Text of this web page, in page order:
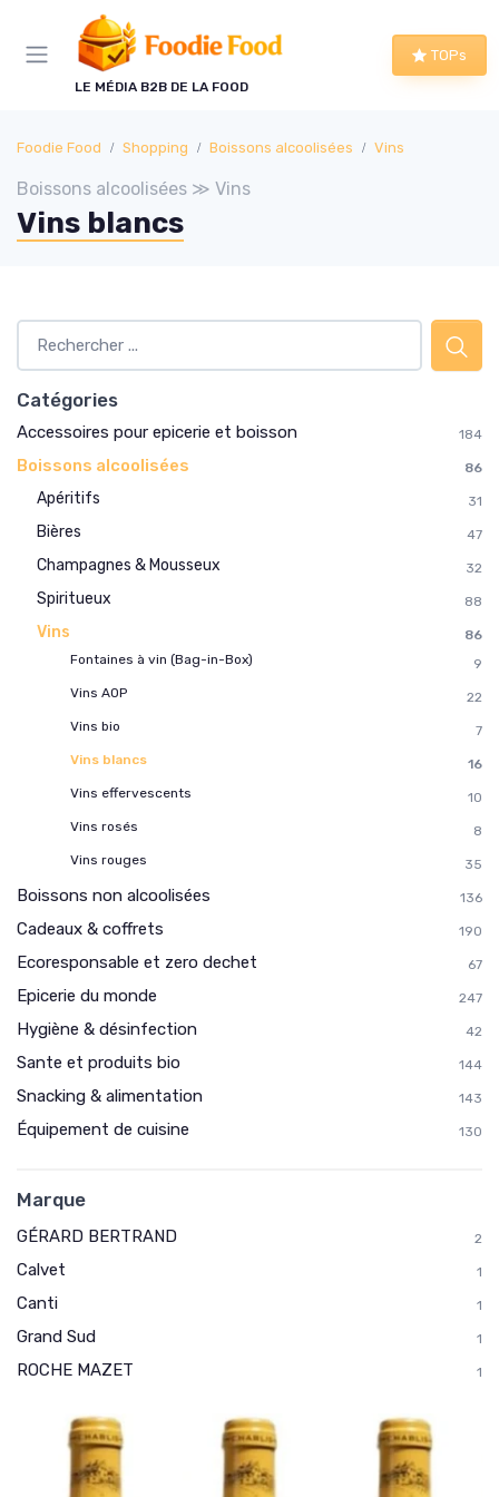
LE MÉDIA B2B DE LA FOOD
TOPs
Foodie Food Shopping Boissons alcoolisées Vins
Boissons alcoolisées ≫ Vins
Vins blancs
Catégories
Accessoires pour epicerie et boisson 184
Boissons alcoolisées 86
Apéritifs 31
Bières 47
Champagnes & Mousseux 32
Spiritueux 88
Vins
86
Fontaines à vin (Bag-in-Box)
9
Vins AOP
22
Vins bio
7
Vins blancs
16
Vins effervescents
10
Vins rosés
8
Vins rouges
35
Boissons non alcoolisées 136
Cadeaux & coffrets 190
Ecoresponsable et zero dechet 67
Epicerie du monde 247
Hygiène & désinfection 42
Sante et produits bio 144
Snacking & alimentation 143
Équipement de cuisine 130
Marque
GÉRARD BERTRAND 2
Calvet 1
Canti 1
Grand Sud 1
ROCHE MAZET 1
Panneau de gestion des cookies